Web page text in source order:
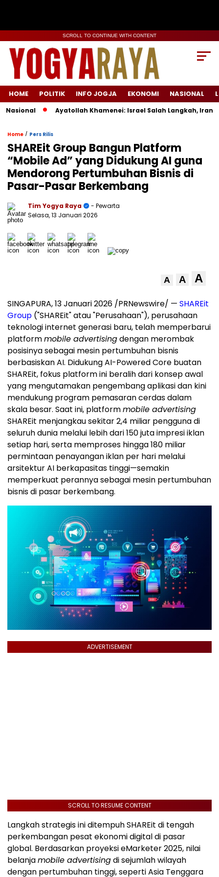
SCROLL TO CONTINUE WITH CONTENT
HOME POLITIK INFO JOGJA EKONOMI NASIONAL
Ayatollah Khamenei: Israel Salah Langkah, Iran Siap
Home / Pers Rilis
SHAREit Group Bangun Platform
“Mobile Ad” yang Didukung AI guna
Mendorong Pertumbuhan Bisnis di
Pasar-Pasar Berkembang
Tim Yogya Raya
- Pewarta
Selasa, 13 Januari 2026
A A A
SINGAPURA, 13 Januari 2026 /PRNewswire/ — SHAREit
Group ("SHAREit" atau "Perusahaan"), perusahaan
teknologi internet generasi baru, telah memperbarui
platformmobile advertisingdengan merombak
posisinya sebagai mesin pertumbuhan bisnis
berbasiskan AI. Didukung AI-Powered Core buatan
SHAREit, fokus platform ini beralih dari konsep awal
yang mengutamakan pengembang aplikasi dan kini
mendukung program pemasaran cerdas dalam
skala besar. Saat ini, platformmobile advertising
SHAREit menjangkau sekitar 2,4 miliar pengguna di
seluruh dunia melalui lebih dari 150 juta impresi iklan
setiap hari, serta memproses hingga 180 miliar
permintaan penayangan iklan per hari melalui
arsitektur AI berkapasitas tinggi—semakin
memperkuat perannya sebagai mesin pertumbuhan
bisnis di pasar berkembang.
ADVERTISEMENT
SCROLL TO RESUME CONTENT
Langkah strategis ini ditempuh SHAREit di tengah
perkembangan pesat ekonomi digital di pasar
global. Berdasarkan proyeksi eMarketer 2025, nilai
belanjamobile advertisingdi sejumlah wilayah
dengan pertumbuhan tinggi, seperti Asia Tenggara